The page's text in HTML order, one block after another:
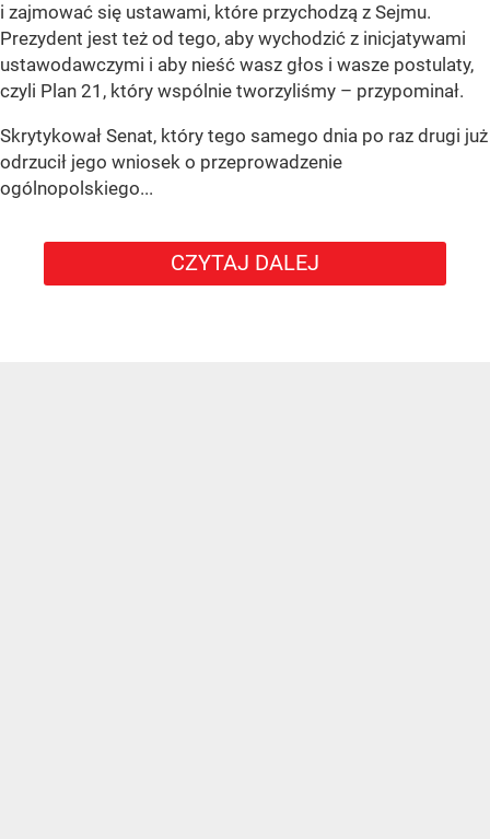
i zajmować się ustawami, które przychodzą z Sejmu.
Prezydent jest też od tego, aby wychodzić z inicjatywami
ustawodawczymi i aby nieść wasz głos i wasze postulaty,
czyli Plan 21, który wspólnie tworzyliśmy – przypominał.
Skrytykował Senat, który tego samego dnia po raz drugi już
odrzucił jego wniosek o przeprowadzenie
ogólnopolskiego...
CZYTAJ DALEJ